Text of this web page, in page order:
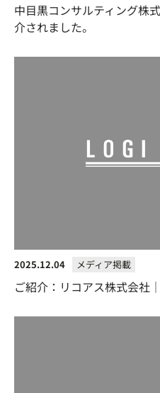
中目黒コンサルティング株
介されました。
2025.12.04 メディア掲載
ご紹介：リコアス株式会社